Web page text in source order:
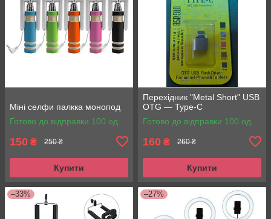
Міні селфи палкка монопод
Готово до відправки 100 од.
150 ₴ 250 ₴
Купити
Перехідник "Metal Short" USB
OTG — Type-C
Готово до відправки 100 од.
160 ₴ 260 ₴
Купити
–33% –27%